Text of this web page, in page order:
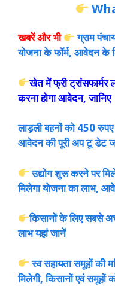
खबरें और भी
ग्राम
योजना के फॉर्म, आवेदन के
खेत में फ्री ट्रांसफार्मर
करना होगा आवेदन, जानिए
लाड़ली बहनों को 450
आवेदन की पूरी अप टू डेट
उद्योग शुरू करने पर
मिलेगा योजना का लाभ,
किसानों के लिए सबसे
लाभ यहां जानें
स्व सहायता समूहों की
मिलेगी, किसानों एवं समूहों